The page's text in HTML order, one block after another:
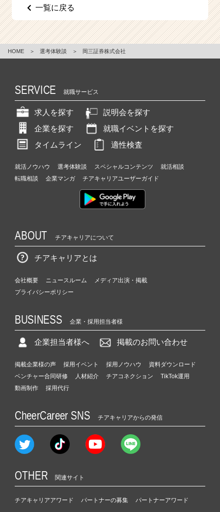
一覧に戻る
HOME ＞ 選考体験談 ＞ 岡三証券株式会社
SERVICE 就職サービス
求人を探す
説明会を探す
企業を探す
就職イベントを探す
タイムライン
適性検査
就活ノウハウ 選考体験談 スペシャルコンテンツ
就活相談
転職相談
企業マンガ チアキャリアユーザーガイド
ABOUT チアキャリアについて
チアキャリアとは
会社概要 ニュースルーム
メディア出演・掲載
プライバシーポリシー
BUSINESS 企業・採用担当者様
企業担当者様へ 掲載のお問い合わせ
掲載企業様の声 採用イベント 採用ノウハウ
資料ダウンロード
ベンチャー合同研修
人材紹介 チアコネクション
TikTok運用
動画制作
採用代行
CheerCareer SNS チアキャリアからの発信
OTHER 関連サイト
チアキャリアアワード パートナーの募集 パートナーアワード